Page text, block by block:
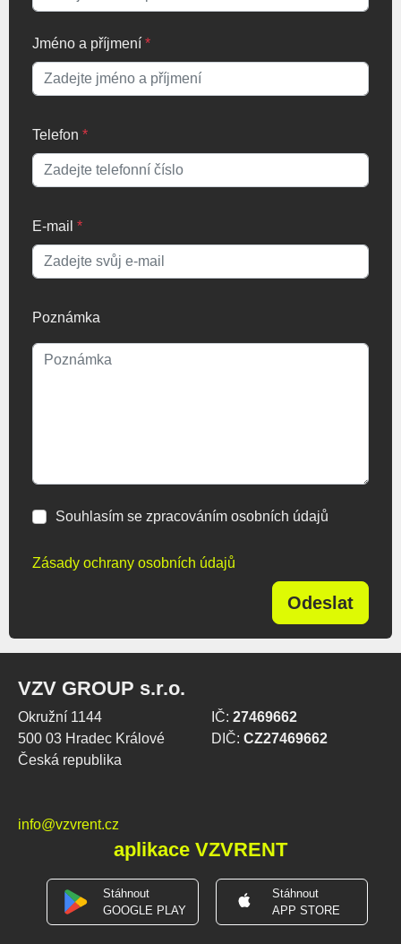
Jméno a příjmení *
Telefon *
E-mail *
Poznámka
Souhlasím se zpracováním osobních údajů
Zásady ochrany osobních údajů
Odeslat
VZV GROUP s.r.o.
Okružní 1144
500 03 Hradec Králové
Česká republika
IČ: 27469662
DIČ: CZ27469662
info@vzvrent.cz
aplikace VZVRENT
Stáhnout
GOOGLE PLAY
Stáhnout
APP STORE